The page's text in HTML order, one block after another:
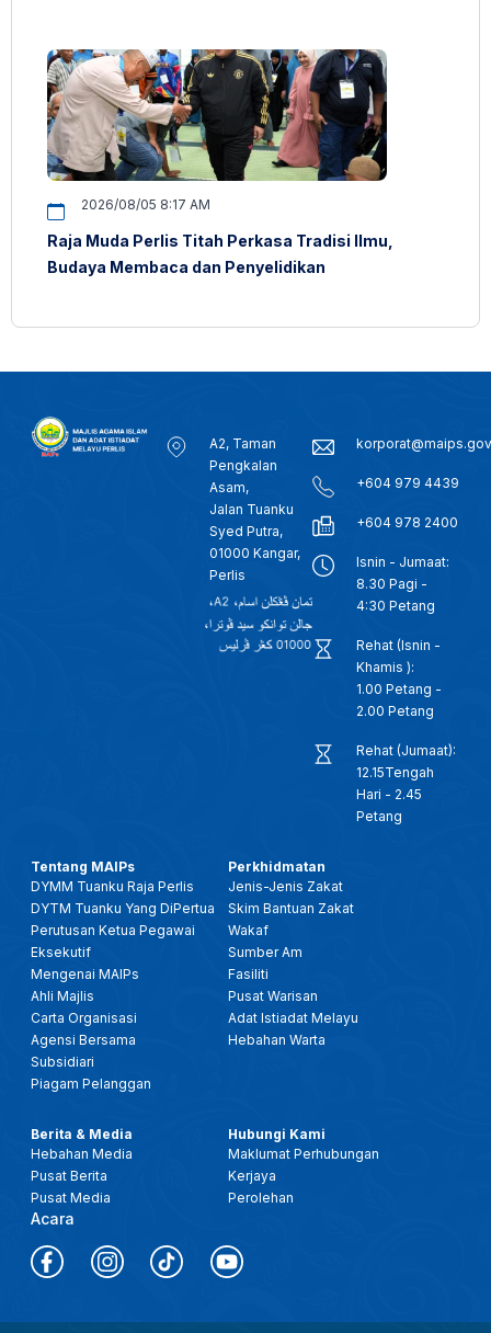
2026/08/05 8:17 AM
Raja Muda Perlis Titah Perkasa Tradisi Ilmu,
Budaya Membaca dan Penyelidikan
A2, Taman
Pengkalan
Asam,
Jalan Tuanku
Syed Putra,
01000 Kangar,
Perlis
+604 979 4439
+604 978 2400
Isnin - Jumaat:
8.30 Pagi -
4:30 Petang
Rehat (Isnin -
Khamis ):
1.00 Petang -
2.00 Petang
Rehat (Jumaat):
12.15Tengah
Hari - 2.45
Petang
Tentang MAIPs
DYMM Tuanku Raja Perlis
DYTM Tuanku Yang DiPertua
Perutusan Ketua Pegawai
Eksekutif
Mengenai MAIPs
Ahli Majlis
Carta Organisasi
Agensi Bersama
Subsidiari
Piagam Pelanggan
Perkhidmatan
Jenis-Jenis Zakat
Skim Bantuan Zakat
Wakaf
Sumber Am
Fasiliti
Pusat Warisan
Adat Istiadat Melayu
Hebahan Warta
Berita & Media
Hebahan Media
Pusat Berita
Pusat Media
Acara
Hubungi Kami
Maklumat Perhubungan
Kerjaya
Perolehan